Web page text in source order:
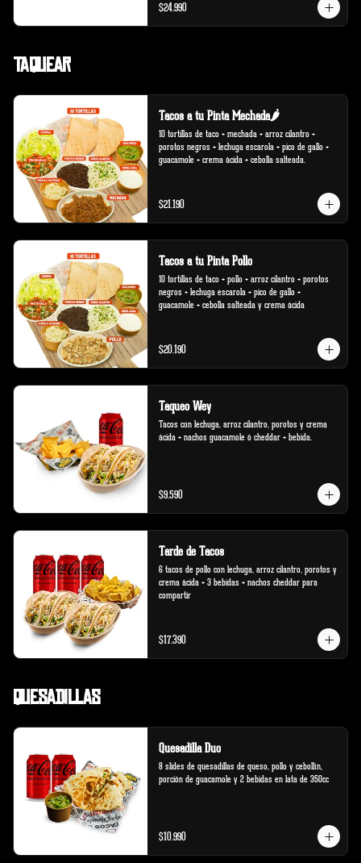
$24.990
Taquear
Tacos a tu Pinta Mechada🌶️
10 tortillas de taco + mechada + arroz cilantro +
porotos negros + lechuga escarola + pico de gallo +
guacamole + crema ácida + cebolla salteada.
$21.190
Tacos a tu Pinta Pollo
10 tortillas de taco + pollo + arroz cilantro + porotos
negros + lechuga escarola + pico de gallo +
guacamole + cebolla salteada y crema ácida
$20.190
Taqueo Wey
Tacos con lechuga, arroz cilantro, porotos y crema
ácida + nachos guacamole ó cheddar + bebida.
$9.590
Tarde de Tacos
6 tacos de pollo con lechuga, arroz cilantro, porotos y
crema ácida + 3 bebidas + nachos cheddar para
compartir
$17.390
Quesadillas
Quesadilla Duo
8 slides de quesadillas de queso, pollo y cebollín,
porción de guacamole y 2 bebidas en lata de 350cc
$10.990